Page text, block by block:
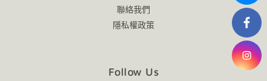
聯絡我們
隱私權政策
Follow Us